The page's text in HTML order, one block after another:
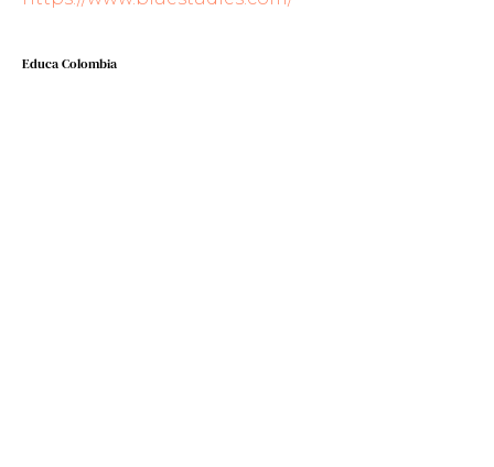
Educa Colombia